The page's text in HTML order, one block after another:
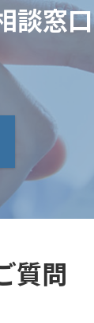
談窓口
質問